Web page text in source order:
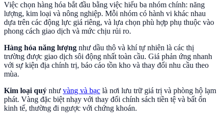
Việc chọn hàng hóa bắt đầu bằng việc hiểu ba nhóm chính: năng
lượng, kim loại và nông nghiệp. Mỗi nhóm có hành vi khác nhau
dựa trên các động lực giá riêng, và lựa chọn phù hợp phụ thuộc vào
phong cách giao dịch và mức chịu rủi ro.
Hàng hóa năng lượng như dầu thô và khí tự nhiên là các thị
trường được giao dịch sôi động nhất toàn cầu. Giá phản ứng nhanh
với sự kiện địa chính trị, báo cáo tồn kho và thay đổi nhu cầu theo
mùa.
Kim loại quý như vàng và bạc là nơi lưu trữ giá trị và phòng hộ lạm
phát. Vàng đặc biệt nhạy với thay đổi chính sách tiền tệ và bất ổn
kinh tế, thường đi ngược với chứng khoán.